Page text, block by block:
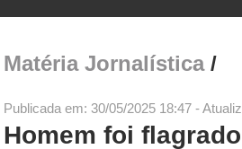
Matéria Jornalística/
Publicada em: 30/05/2025 18:47 -
Homem foi